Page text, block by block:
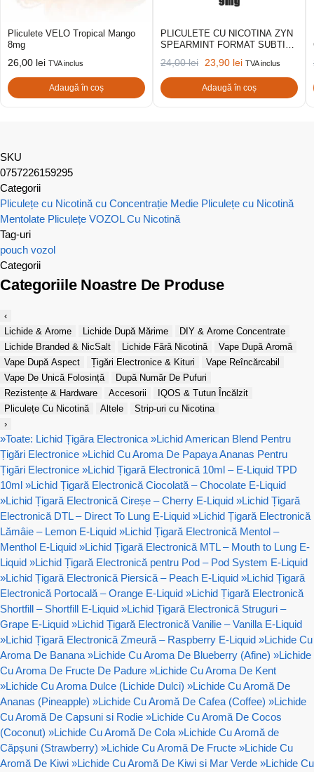
Pliculete VELO Tropical Mango
8mg
26,00 lei TVA inclus
Adaugă în coș
PLICULETE CU NICOTINA ZYN
SPEARMINT FORMAT SUBTIRE
24,00lei 23,90 lei TVA inclus
Adaugă în coș
SKU
0757226159295
Categorii
Pliculețe cu Nicotină cu Concentrație Medie Pliculețe cu Nicotină
Mentolate Pliculețe VOZOL Cu Nicotină
Tag-uri
pouch vozol
Categorii
Categoriile Noastre De Produse
‹
Lichide & Arome
Lichide După Mărime
DIY & Arome Concentrate
Lichide Branded & NicSalt
Lichide Fără Nicotină
Vape După Aromă
Vape După Aspect
Țigări Electronice & Kituri
Vape Reîncărcabil
Vape De Unică Folosință
După Număr De Pufuri
Rezistențe & Hardware
Accesorii
IQOS & Tutun Încălzit
Pliculețe Cu Nicotină
Altele
Strip-uri cu Nicotina
›
»Toate: Lichid Țigăra Electronica »Lichid American Blend Pentru
Țigări Electronice »Lichid Cu Aroma De Papaya Ananas Pentru
Țigări Electronice »Lichid Țigară Electronică 10ml – E-Liquid TPD
10ml »Lichid Țigară Electronică Ciocolată – Chocolate E-Liquid
»Lichid Țigară Electronică Cireșe – Cherry E-Liquid »Lichid Țigară
Electronică DTL – Direct To Lung E-Liquid »Lichid Țigară Electronică
Lămâie – Lemon E-Liquid »Lichid Țigară Electronică Mentol –
Menthol E-Liquid »Lichid Țigară Electronică MTL – Mouth to Lung E-
Liquid »Lichid Țigară Electronică pentru Pod – Pod System E-Liquid
»Lichid Țigară Electronică Piersică – Peach E-Liquid »Lichid Țigară
Electronică Portocală – Orange E-Liquid »Lichid Țigară Electronică
Shortfill – Shortfill E-Liquid »Lichid Țigară Electronică Struguri –
Grape E-Liquid »Lichid Țigară Electronică Vanilie – Vanilla E-Liquid
»Lichid Țigară Electronică Zmeură – Raspberry E-Liquid »Lichide Cu
Aroma De Banana »Lichide Cu Aroma De Blueberry (Afine) »Lichide
Cu Aroma De Fructe De Padure »Lichide Cu Aroma De Kent
»Lichide Cu Aroma Dulce (Lichide Dulci) »Lichide Cu Aromă De
Ananas (Pineapple) »Lichide Cu Aromă De Cafea (Coffee) »Lichide
Cu Aromă De Capsuni si Rodie »Lichide Cu Aromă De Cocos
(Coconut) »Lichide Cu Aromă De Cola »Lichide Cu Aromă de
Căpșuni (Strawberry) »Lichide Cu Aromă De Fructe »Lichide Cu
Aromă De Kiwi »Lichide Cu Aromă De Kiwi si Mar Verde »Lichide Cu